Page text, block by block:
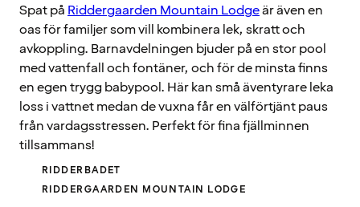
Spat på Riddergaarden Mountain Lodgeär även en
oas för familjer som vill kombinera lek, skratt och
avkoppling. Barnavdelningen bjuder på en stor pool
med vattenfall och fontäner, och för de minsta finns
en egen trygg babypool. Här kan små äventyrare leka
loss i vattnet medan de vuxna får en välförtjänt paus
från vardagsstressen. Perfekt för fina fjällminnen
tillsammans!
RIDDERBADET
RIDDERGAARDEN MOUNTAIN LODGE